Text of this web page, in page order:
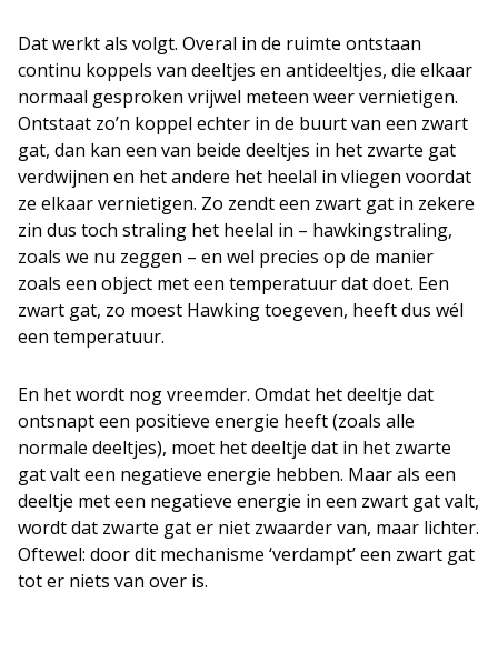
Dat werkt als volgt. Overal in de ruimte ontstaan
continu koppels van deeltjes en antideeltjes, die elkaar
normaal gesproken vrijwel meteen weer vernietigen.
Ontstaat zo’n koppel echter in de buurt van een zwart
gat, dan kan een van beide deeltjes in het zwarte gat
verdwijnen en het andere het heelal in vliegen voordat
ze elkaar vernietigen. Zo zendt een zwart gat in zekere
zin dus toch straling het heelal in – hawkingstraling,
zoals we nu zeggen – en wel precies op de manier
zoals een object met een temperatuur dat doet. Een
zwart gat, zo moest Hawking toegeven, heeft dus wél
een temperatuur.
En het wordt nog vreemder. Omdat het deeltje dat
ontsnapt een positieve energie heeft (zoals alle
normale deeltjes), moet het deeltje dat in het zwarte
gat valt een negatieve energie hebben. Maar als een
deeltje met een negatieve energie in een zwart gat valt,
wordt dat zwarte gat er niet zwaarder van, maar lichter.
Oftewel: door dit mechanisme ‘verdampt’ een zwart gat
tot er niets van over is.